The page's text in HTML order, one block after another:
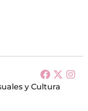
y Cultura